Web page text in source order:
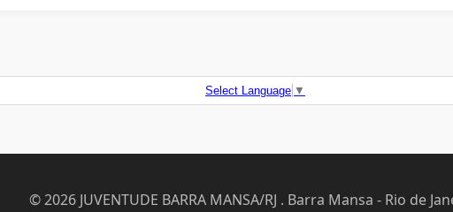
Select Language ▼
© 2026 JUVENTUDE BARRA MANSA/RJ . Barra Mansa - Rio de